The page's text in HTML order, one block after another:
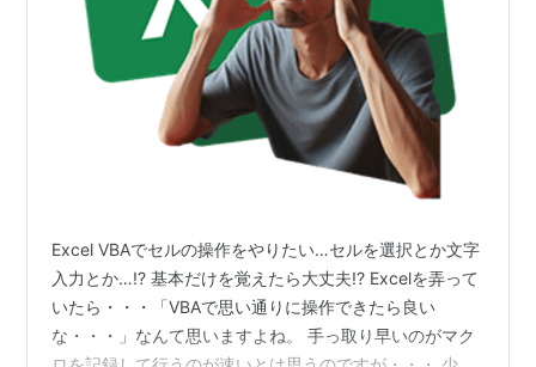
Excel VBAでセルの操作をやりたい…セルを選択とか文字
入力とか…!? 基本だけを覚えたら大丈夫!? Excelを弄って
いたら・・・「VBAで思い通りに操作できたら良い
な・・・」なんて思いますよね。 手っ取り早いのがマク